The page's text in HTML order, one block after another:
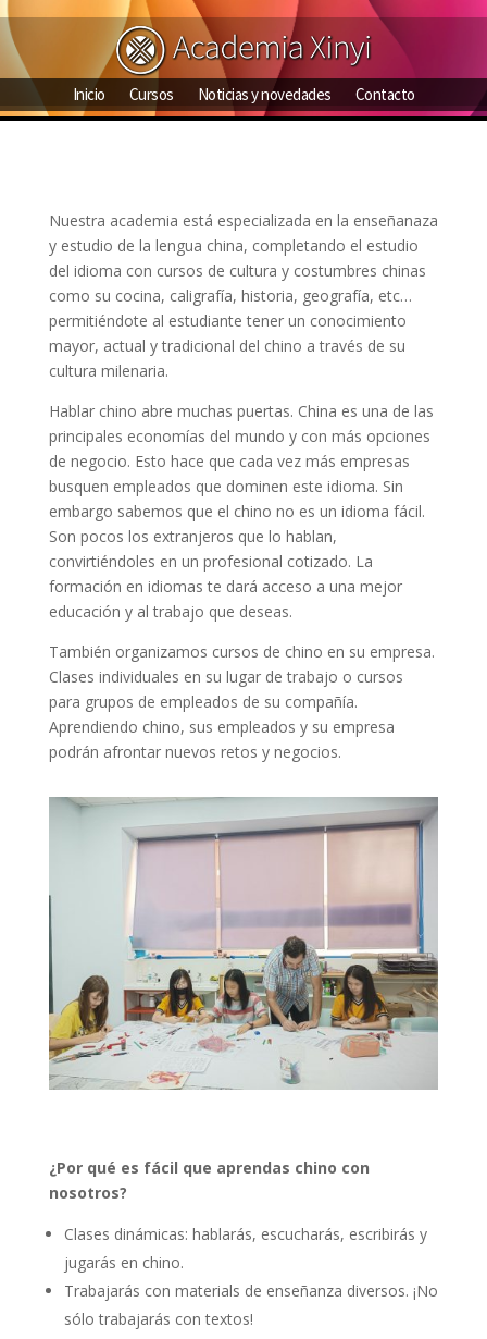
Inicio Cursos Noticias y novedades Contacto
Nuestra academia está especializada en la enseñanaza
y estudio de la lengua china, completando el estudio
del idioma con cursos de cultura y costumbres chinas
como su cocina, caligrafía, historia, geografía, etc…
permitiéndote al estudiante tener un conocimiento
mayor, actual y tradicional del chino a través de su
cultura milenaria.
Hablar chino abre muchas puertas. China es una de las
principales economías del mundo y con más opciones
de negocio. Esto hace que cada vez más empresas
busquen empleados que dominen este idioma. Sin
embargo sabemos que el chino no es un idioma fácil.
Son pocos los extranjeros que lo hablan,
convirtiéndoles en un profesional cotizado. La
formación en idiomas te dará acceso a una mejor
educación y al trabajo que deseas.
También organizamos cursos de chino en su empresa.
Clases individuales en su lugar de trabajo o cursos
para grupos de empleados de su compañía.
Aprendiendo chino, sus empleados y su empresa
podrán afrontar nuevos retos y negocios.
¿Por qué es fácil que aprendas chino con
nosotros?
Clases dinámicas: hablarás, escucharás, escribirás y
jugarás en chino.
Trabajarás con materials de enseñanza diversos. ¡No
sólo trabajarás con textos!